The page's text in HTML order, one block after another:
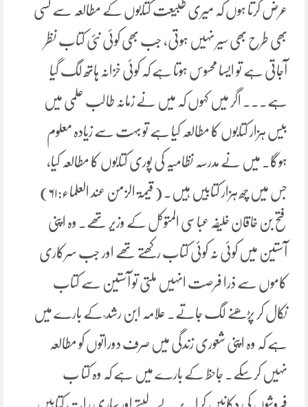
عرض کرتا ہوں کہ میری طبیعت کتابوں کے مطالعہ سے کسی
بھی طرح بھی سیر نہیں ہوتی، جب بھی کوئی نئی کتاب نظر
آجاتی ہے تو ایسا محسوس ہوتا ہے کہ کوئی خزانہ ہاتھ لگ گیا
ہے۔۔۔ اگر میں کہوں کہ میں نے زمانہ طالب علمی میں
بیس ہزار کتابوں کا مطالعہ کیا ہے تو بہت سے زیادہ معلوم
ہوگا۔ میں نے مدرسہ نظامیہ کی پوری کتابوں کا مطالعہ کیا،
جس میں چھ ہزار کتابیں ہیں۔ ( قیمۃ الزمن عند العلماء:۶۱)
فتح بن خاقان خلیفہ عباسی المتوکل کے وزیر تھے. وہ اپنی
آستین میں کوئی نہ کوئی کتاب رکھتے تھے اور جب سرکاری
کاموں سے ذرا فرصت انہیں ملتی تو آستین سے کتاب
نکال کر پڑھنے لگ جاتے۔ علامہ ابن رشد ؒ کے بارے میں
ہے کہ وہ اپنی شعوری زندگی میں صرف دوراتوں کو مطالعہ
نہیں کرسکے۔ جاحظ کے بارے میں ہے کہ وہ کتا ب
فروشوں کی دکانیں کرایہ پر لے لیتے اور ساری رات کتابیں